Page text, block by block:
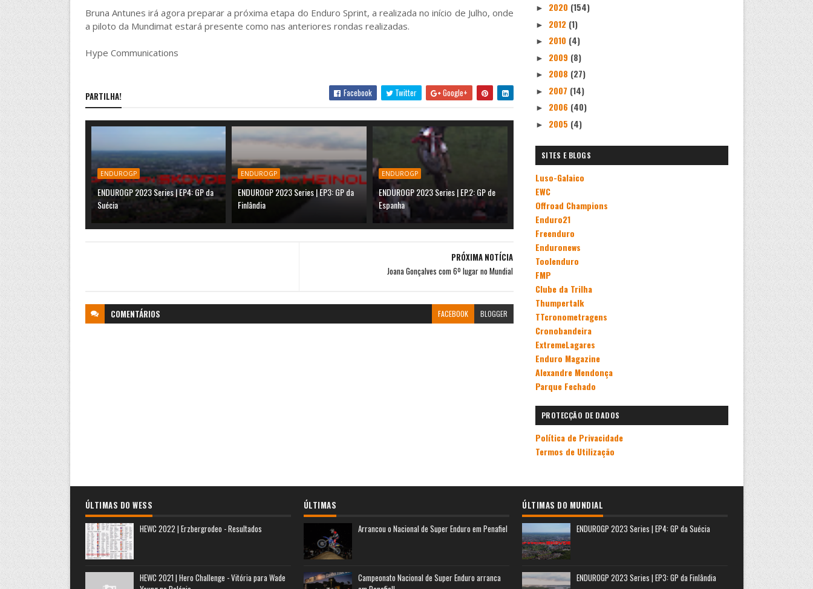
Bruna Antunes irá agora preparar a próxima etapa do Enduro Sprint, a realizada no início de Julho, onde
a piloto da Mundimat estará presente como nas anteriores rondas realizadas.
Hype Communications
PARTILHA! Facebook Twitter Google+
ENDUROGP
ENDUROGP 2023 Series | EP4: GP da
Suécia
ENDUROGP
ENDUROGP 2023 Series | EP3: GP da
Finlândia
ENDUROGP
ENDUROGP 2023 Series | EP.2: GP de
Espanha
PRÓXIMA NOTÍCIA
Joana Gonçalves com 6º lugar no Mundial
COMENTÁRIOS FACEBOOK BLOGGER
► 2020 (154)
► 2012 (1)
► 2010 (4)
► 2009 (8)
► 2008 (27)
► 2007 (14)
► 2006 (40)
► 2005 (4)
SITES E BLOGS
Luso-Galaico
EWC
Offroad Champions
Enduro21
Freenduro
Enduronews
Toolenduro
FMP
Clube da Trilha
Thumpertalk
TTcronometragens
Cronobandeira
ExtremeLagares
Enduro Magazine
Alexandre Mendonça
Parque Fechado
PROTECÇÃO DE DADOS
Política de Privacidade
Termos de Utilização
ÚLTIMAS DO WESS
HEWC 2022 | Erzbergrodeo - Resultados
HEWC 2021 | Hero Challenge - Vitória para Wade
ÚLTIMAS
Arrancou o Nacional de Super Enduro em Penafiel
Campeonato Nacional de Super Enduro arranca
ÚLTIMAS DO MUNDIAL
ENDUROGP 2023 Series | EP4: GP da Suécia
ENDUROGP 2023 Series | EP3: GP da Finlândia